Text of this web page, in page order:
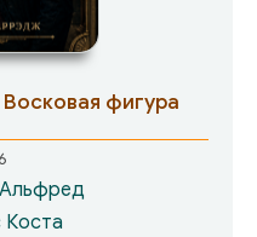
фигура